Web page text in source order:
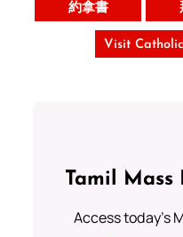
約拿書
Visit
Tamil Mass
Access today's